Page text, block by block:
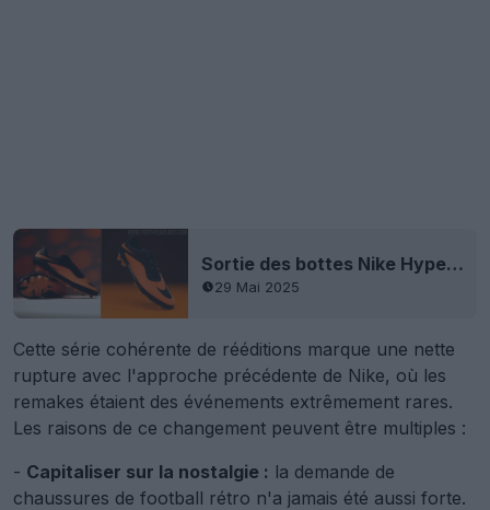
Sortie des bottes Nike Hypervenom Remake - Disponibles dès maintenant
29 Mai 2025
Cette série cohérente de rééditions marque une nette
rupture avec l'approche précédente de Nike, où les
remakes étaient des événements extrêmement rares.
Les raisons de ce changement peuvent être multiples :
- Capitaliser sur la nostalgie : la demande de
chaussures de football rétro n'a jamais été aussi forte.